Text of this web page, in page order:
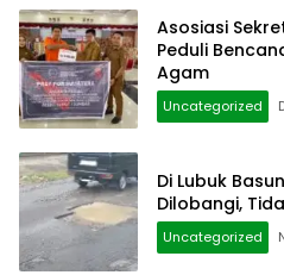
Asosiasi
Peduli
Agam
Uncategorized
Di Lubuk
Dilobangi,
Uncategorized